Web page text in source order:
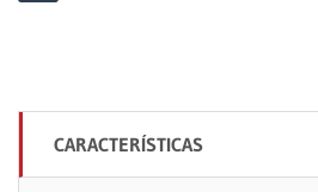
CARACTERÍSTICAS